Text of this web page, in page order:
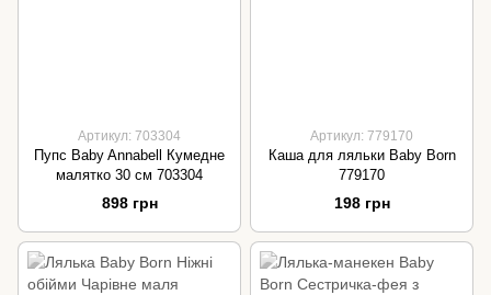
Артикул: 703304
Пупс Baby Annabell Кумедне
малятко 30 см 703304
898 грн
Артикул: 779170
Каша для ляльки Baby Born
779170
198 грн